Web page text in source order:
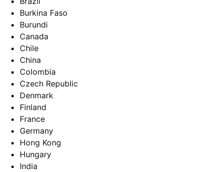
Burkina Faso
Burundi
Canada
Chile
China
Colombia
Czech Republic
Denmark
Finland
France
Germany
Hong Kong
Hungary
India